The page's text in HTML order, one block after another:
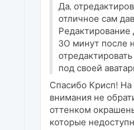
Да,
отличное сам
Редактирование
30 минут после
под своей
Спасибо Крисп!
внимания не
оттенком
которые